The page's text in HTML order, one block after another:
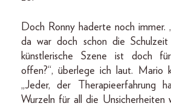
Doch Ronny haderte noch immer.
da war doch schon die
künstlerische Szene ist doch
offen?“, überlege ich laut. Mario
„Jeder, der Therapieerfahrung
Wurzeln für all die Unsicherheiten